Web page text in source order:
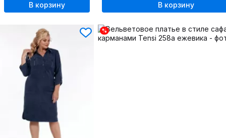
В корзину В корзину
%